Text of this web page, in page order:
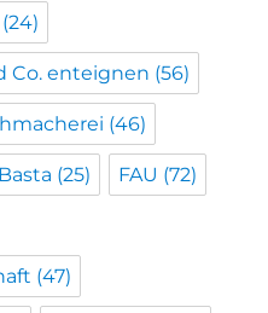
(24)
Co. enteignen (56)
(46)
(25) FAU (72)
(47)